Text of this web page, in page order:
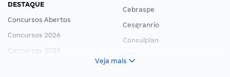
DESTAQUE
Concursos Abertos
Concursos 2026
Concursos 2025
Cebraspe
Cesgranrio
Consulplan
Veja mais